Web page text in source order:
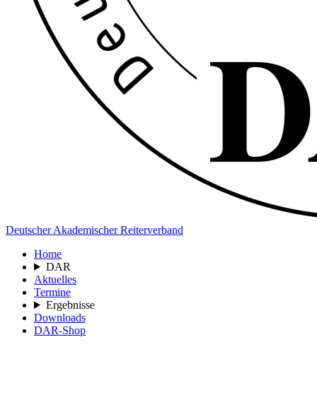
Deutscher Akademischer Reiterverband
Home
DAR
Aktuelles
Termine
Ergebnisse
Downloads
DAR-Shop